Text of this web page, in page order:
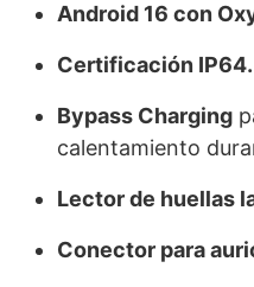
Android 16 con
Certificación IP64.
Bypass Charging
calentamiento
Lector de huellas
Conector para